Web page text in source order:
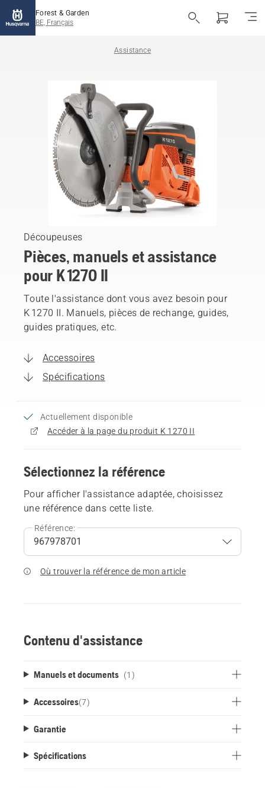
Forest & Garden
BE, Français
Assistance
Découpeuses
Pièces, manuels et assistance
pour K 1270 II
Toute l'assistance dont vous avez besoin pour
K 1270 II. Manuels, pièces de rechange, guides,
guides pratiques, etc.
Accessoires
Spécifications
Actuellement disponible
Accéder à la page du produit K 1270 II
Sélectionnez la référence
Pour afficher l'assistance adaptée, choisissez
une référence dans cette liste.
Référence:
Où trouver la référence de mon article
Contenu d'assistance
Manuels et documents (1)
Accessoires(7)
Garantie
Spécifications